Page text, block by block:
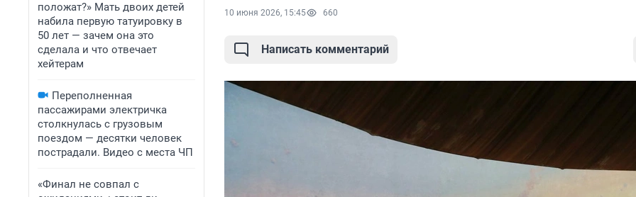
положат?» Мать двоих детей
набила первую татуировку в
50 лет — зачем она это
сделала и что отвечает
хейтерам
Переполненная
пассажирами электричка
столкнулась с грузовым
поездом — десятки человек
пострадали. Видео с места ЧП
«Финал не совпал с
10 июня 2026, 15:45 660
Написать комментарий